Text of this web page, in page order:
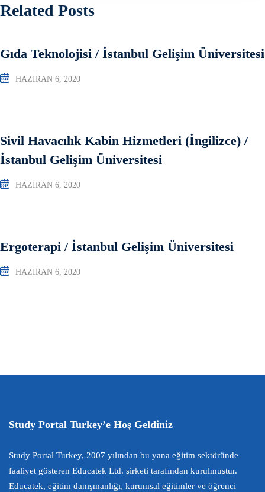
Related Posts
Gıda Teknolojisi / İstanbul Gelişim Üniversitesi
HAZIRAN 6, 2020
Sivil Havacılık Kabin Hizmetleri (İngilizce) /
İstanbul Gelişim Üniversitesi
HAZIRAN 6, 2020
Ergoterapi / İstanbul Gelişim Üniversitesi
HAZIRAN 6, 2020
Study Portal Turkey’e Hoş Geldiniz
Study Portal Turkey, 2007 yılından bu yana eğitim sektöründe
faaliyet gösteren Educatek Ltd. şirketi tarafından kurulmuştur.
Educatek, eğitim danışmanlığı, kurumsal eğitimler ve öğrenci